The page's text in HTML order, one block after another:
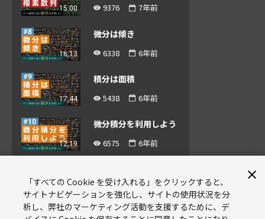
15:00 9376 7年前
16:13
微分は傾き
6338 6年前
17:44
積分は面積
5438 6年前
12:19
微分積分を利用しよう
6575 6年前
9:10
開
5589 6年前
「すべての Cookie を受け入れる」をクリックすると、
サイトナビゲーションを強化し、サイトの使用状況を分
析し、弊社のマーケティング活動を支援するために、デ